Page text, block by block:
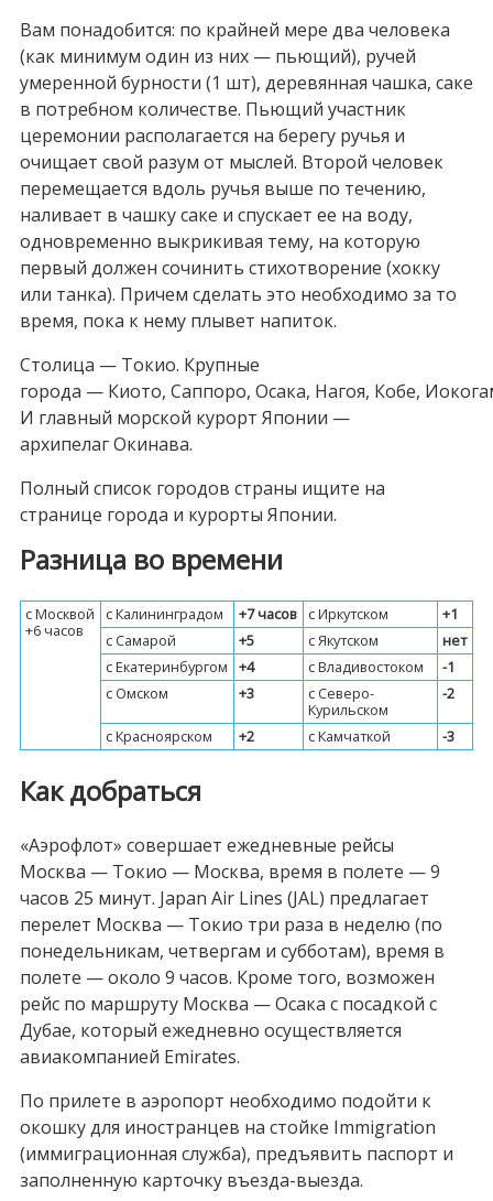
Вам понадобится: по крайней мере два человека
(как минимум один из них — пьющий), ручей
умеренной бурности (1 шт), деревянная чашка, саке
в потребном количестве. Пьющий участник
церемонии располагается на берегу ручья и
очищает свой разум от мыслей. Второй человек
перемещается вдоль ручья выше по течению,
наливает в чашку саке и спускает ее на воду,
одновременно выкрикивая тему, на которую
первый должен сочинить стихотворение (хокку
или танка). Причем сделать это необходимо за то
время, пока к нему плывет напиток.
Столица — Токио. Крупные
города — Киото, Саппоро, Осака, Нагоя, Кобе,
И главный морской курорт Японии —
архипелаг Окинава.
Полный список городов страны ищите на
странице города и курорты Японии.
Разница во времени
c Москвой
+6 часов
c Калининградом +7 часов c Иркутском
+1
c Самарой
+5 c Якутском
нет
c Екатеринбургом
+4 c Владивостоком
-1
c Омском
+3
c Северо-
Курильском
-2
c Красноярском +2 c Камчаткой -3
Как добраться
«Аэрофлот» совершает ежедневные рейсы
Москва — Токио — Москва, время в полете — 9
часов 25 минут. Japan Air Lines (JAL) предлагает
перелет Москва — Токио три раза в неделю (по
понедельникам, четвергам и субботам), время в
полете — около 9 часов. Кроме того, возможен
рейс по маршруту Москва — Осака с посадкой с
Дубае, который ежедневно осуществляется
авиакомпанией Emirates.
По прилете в аэропорт необходимо подойти к
окошку для иностранцев на стойке Immigration
(иммиграционная служба), предъявить паспорт и
заполненную карточку въезда-выезда.